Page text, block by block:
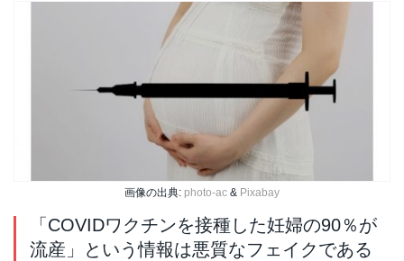
画像の出典: photo-ac & Pixabay
「COVIDワクチンを接種した妊婦の90％が
流産」という情報は悪質なフェイクである